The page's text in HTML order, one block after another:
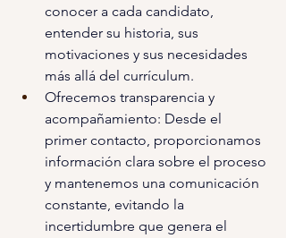
conocer a cada candidato,
entender su historia, sus
motivaciones y sus necesidades
más allá del currículum.
Ofrecemos transparencia y
acompañamiento: Desde el
primer contacto, proporcionamos
información clara sobre el proceso
y mantenemos una comunicación
constante, evitando la
incertidumbre que genera el